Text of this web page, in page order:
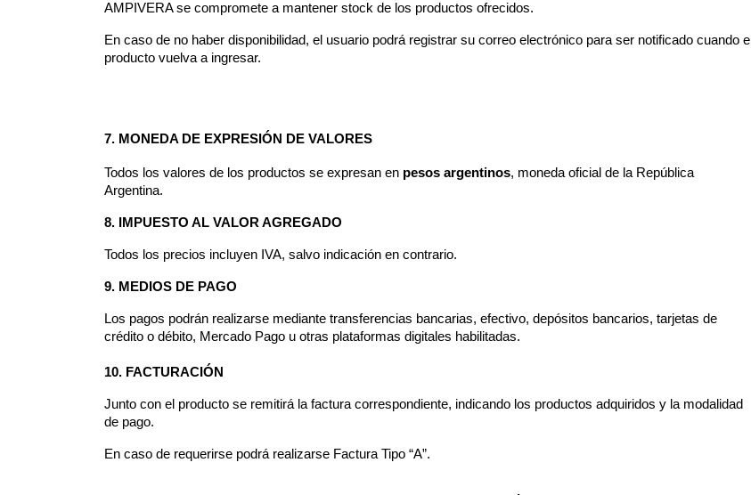
AMPIVERA se compromete a mantener stock de los productos ofrecidos.
En caso de no haber disponibilidad, el usuario podrá registrar su correo electrónico para ser notificado cuando el
producto vuelva a ingresar.
7. MONEDA DE EXPRESIÓN DE VALORES
Todos los valores de los productos se expresan en pesos argentinos, moneda oficial de la República
Argentina.
8. IMPUESTO AL VALOR AGREGADO
Todos los precios incluyen IVA, salvo indicación en contrario.
9. MEDIOS DE PAGO
Los pagos podrán realizarse mediante transferencias bancarias, efectivo, depósitos bancarios, tarjetas de
crédito o débito, Mercado Pago u otras plataformas digitales habilitadas.
10. FACTURACIÓN
Junto con el producto se remitirá la factura correspondiente, indicando los productos adquiridos y la modalidad
de pago.
En caso de requerirse podrá realizarse Factura Tipo “A”.